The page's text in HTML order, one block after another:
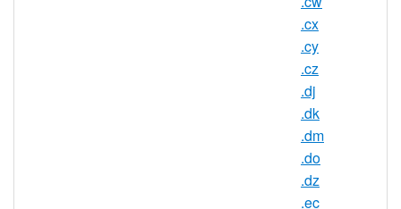
.cx
.cy
.cz
.dj
.dk
.dm
.do
.dz
.ec